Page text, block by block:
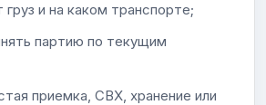
и на каком транспорте;
партию по текущим
приемка, СВХ, хранение или